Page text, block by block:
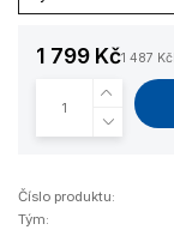
1 799 Kč1 487 Kč
Číslo produktu:
Tým: